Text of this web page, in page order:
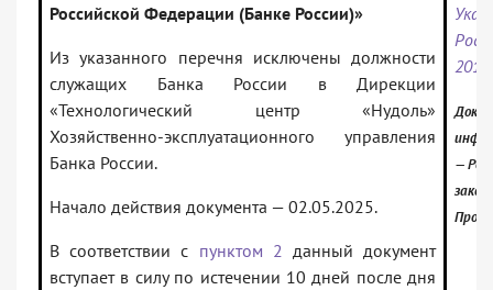
Российской Федерации (Банке России)»
Из указанного перечня исключены должности
служащих Банка России в Дирекции
«Технологический центр «Нудоль»
Хозяйственно-эксплуатационного управления
Банка России.
Начало действия документа — 02.05.2025.
В соответствии с пунктом 2 данный документ
вступает в силу по истечении 10 дней после дня
—
Проф)